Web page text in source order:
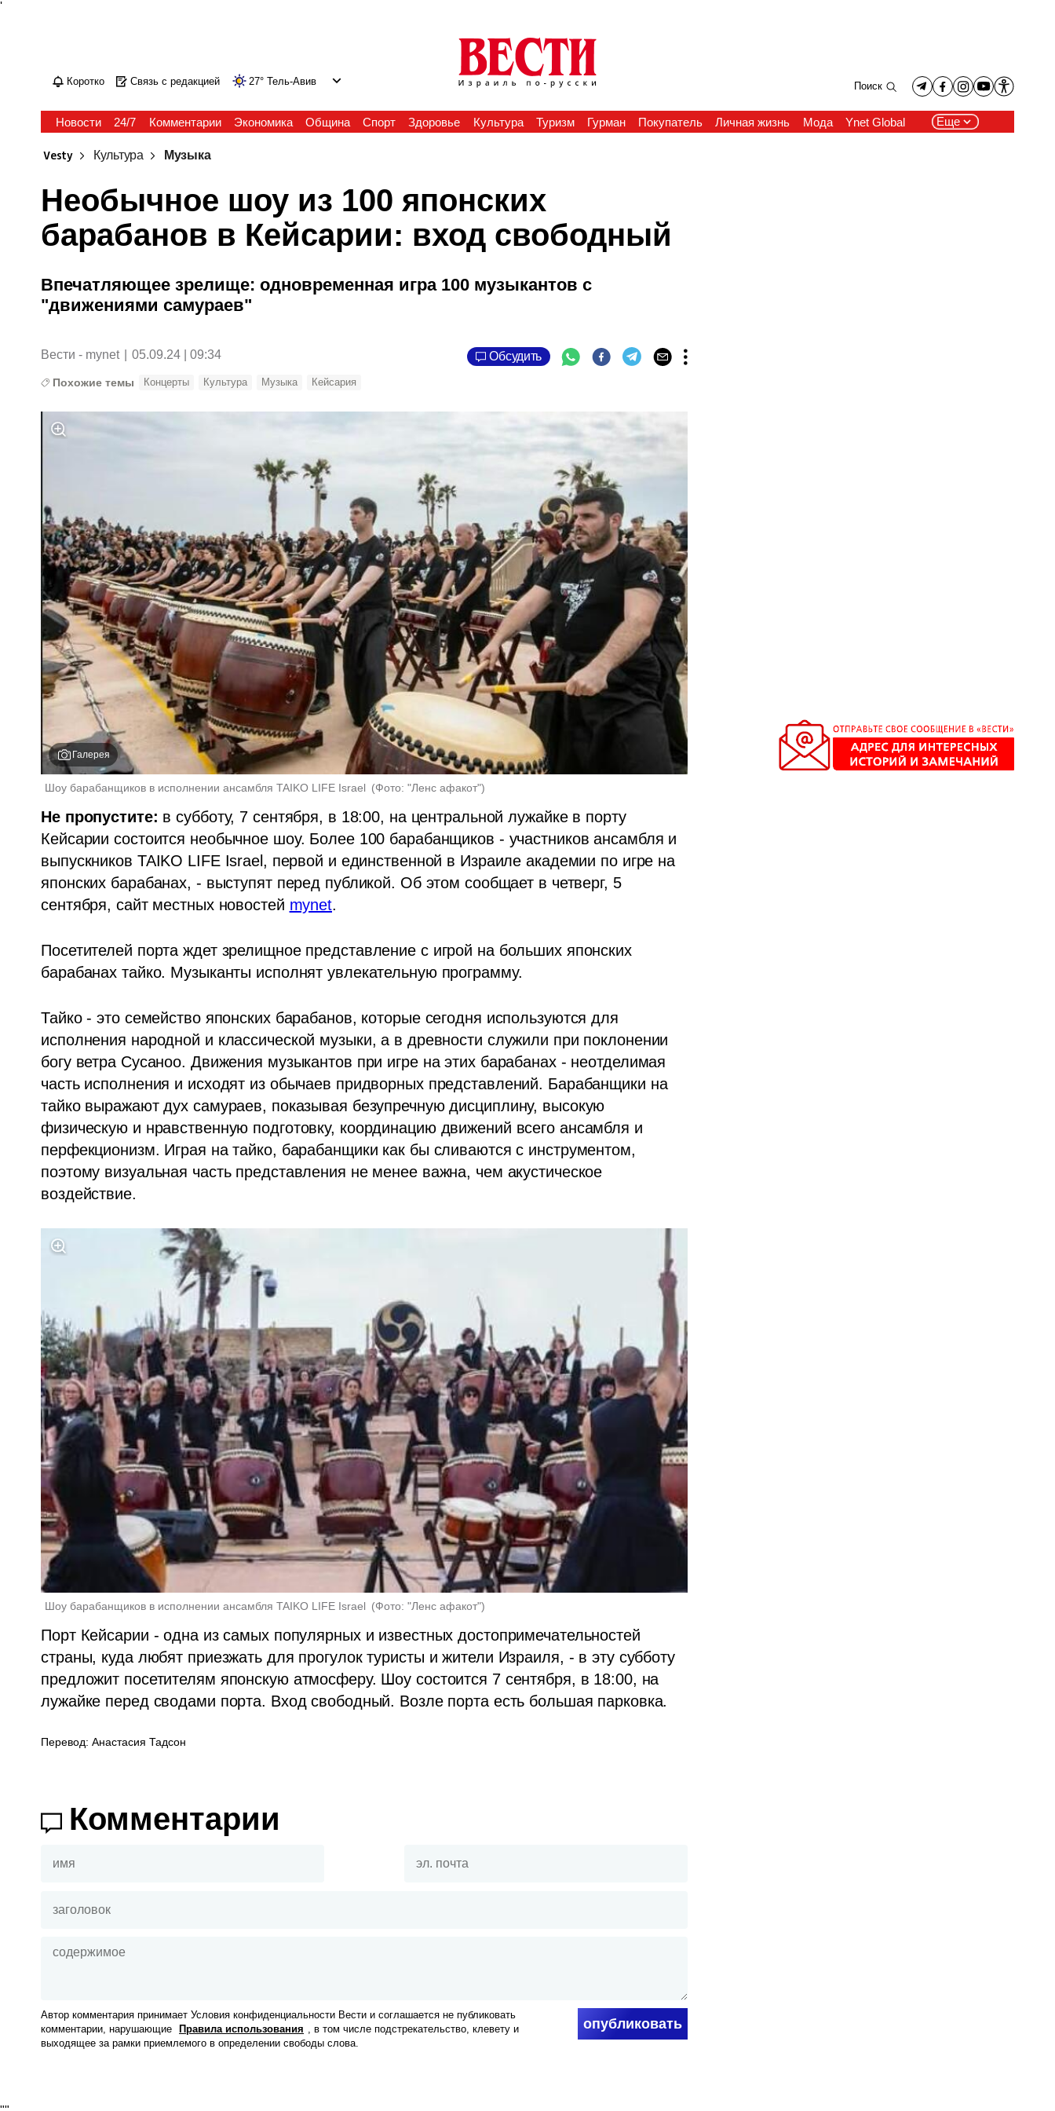
'
Коротко Связь с редакцией 27° Тель-Авив Поиск
Новости 24/7 Комментарии Экономика Община Спорт Здоровье Культура Туризм Гурман Покупатель Личная жизнь Мода Ynet Global Еще
Vesty Культура Музыка
Необычное шоу из 100 японских
барабанов в Кейсарии: вход свободный
Впечатляющее зрелище: одновременная игра 100 музыкантов с
"движениями самураев"
Вести - mynet 05.09.24 | 09:34 Обсудить
Похожие темы Концерты Культура Музыка Кейсария
Галерея
Шоу барабанщиков в исполнении ансамбля TAIKO LIFE Israel (Фото: "Ленс афакот")
Не пропустите: в субботу, 7 сентября, в 18:00, на центральной лужайке в порту
Кейсарии состоится необычное шоу. Более 100 барабанщиков - участников ансамбля и
выпускников TAIKO LIFE Israel, первой и единственной в Израиле академии по игре на
японских барабанах, - выступят перед публикой. Об этом сообщает в четверг, 5
сентября, сайт местных новостей mynet.
Посетителей порта ждет зрелищное представление с игрой на больших японских
барабанах тайко. Музыканты исполнят увлекательную программу.
Тайко - это семейство японских барабанов, которые сегодня используются для
исполнения народной и классической музыки, а в древности служили при поклонении
богу ветра Сусаноо. Движения музыкантов при игре на этих барабанах - неотделимая
часть исполнения и исходят из обычаев придворных представлений. Барабанщики на
тайко выражают дух самураев, показывая безупречную дисциплину, высокую
физическую и нравственную подготовку, координацию движений всего ансамбля и
перфекционизм. Играя на тайко, барабанщики как бы сливаются с инструментом,
поэтому визуальная часть представления не менее важна, чем акустическое
воздействие.
Шоу барабанщиков в исполнении ансамбля TAIKO LIFE Israel (Фото: "Ленс афакот")
Порт Кейсарии - одна из самых популярных и известных достопримечательностей
страны, куда любят приезжать для прогулок туристы и жители Израиля, - в эту субботу
предложит посетителям японскую атмосферу. Шоу состоится 7 сентября, в 18:00, на
лужайке перед сводами порта. Вход свободный. Возле порта есть большая парковка.
Перевод: Анастасия Тадсон
Комментарии
Автор комментария принимает Условия конфиденциальности Вести и соглашается не публиковать
комментарии, нарушающие
Правила использования
, в том числе подстрекательство, клевету и
выходящее за рамки приемлемого в определении свободы слова.
опубликовать